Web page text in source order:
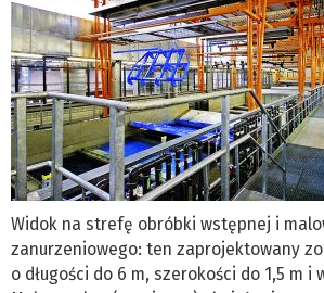
Widok na strefę obróbki wstępnej i
zanurzeniowego: ten zaprojektowany
o długości do 6 m, szerokości do 1,5 m i